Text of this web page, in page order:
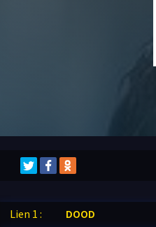
Lien 1 : DOOD